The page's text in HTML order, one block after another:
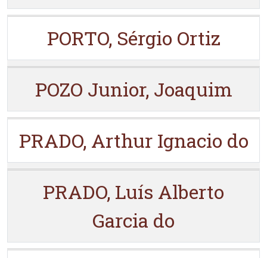
PORTO, Sérgio Ortiz
POZO Junior, Joaquim
PRADO, Arthur Ignacio do
PRADO, Luís Alberto
Garcia do